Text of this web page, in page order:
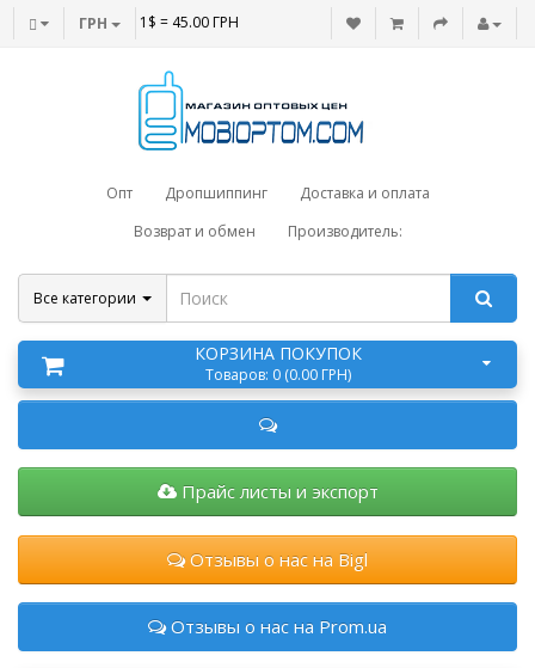
ГРН 1$ = 45.00 ГРН
Опт Дропшиппинг
Доставка и оплата
Возврат и обмен
Производитель:
Все категории
КОРЗИНА ПОКУПОК
Товаров: 0 (0.00 ГРН)
Прайс листы и экспорт
Отзывы о нас на Bigl
Отзывы о нас на Prom.ua